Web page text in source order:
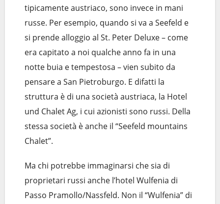
tipicamente austriaco, sono invece in mani
russe. Per esempio, quando si va a Seefeld e
si prende alloggio al St. Peter Deluxe – come
era capitato a noi qualche anno fa in una
notte buia e tempestosa – vien subito da
pensare a San Pietroburgo. E difatti la
struttura è di una società austriaca, la Hotel
und Chalet Ag, i cui azionisti sono russi. Della
stessa società è anche il “Seefeld mountains
Chalet”.
Ma chi potrebbe immaginarsi che sia di
proprietari russi anche l’hotel Wulfenia di
Passo Pramollo/Nassfeld. Non il “Wulfenia” di